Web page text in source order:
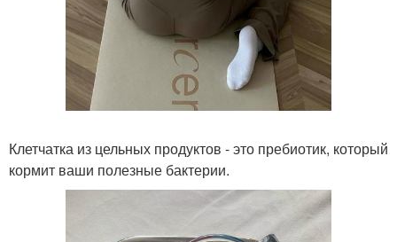
Клетчатка из цельных продуктов - это пребиотик, который
кормит ваши полезные бактерии.